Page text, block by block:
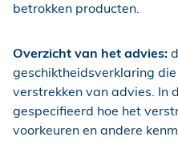
betrokken producten.
Overzicht van het advies:
geschiktheidsverklaring
verstrekken van advies. In
gespecifieerd hoe het
voorkeuren en andere